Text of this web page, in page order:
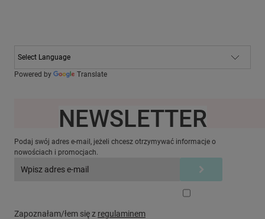
Powered by Translate
Ten produkt jest niedostępny.
NEWSLETTER
Podaj swój adres e-mail, jeżeli chcesz otrzymywać informacje o
nowościach i promocjach.
Zapoznałam/łem się z regulaminem